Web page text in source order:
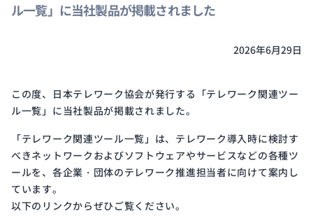
Leadership History
Structure
サイ
クル
制
Public
Notice
Certification
ル一覧」に当社製品が掲載されました
2026年6月29日
この度、日本テレワーク協会が発行する「テレワーク関連ツー
ル一覧」に当社製品が掲載されました。
「テレワーク関連ツール一覧」は、テレワーク導入時に検討す
べきネットワークおよびソフトウェアやサービスなどの各種ツ
ールを、各企業・団体のテレワーク推進担当者に向けて案内し
ています。
以下のリンクからぜひご覧ください。